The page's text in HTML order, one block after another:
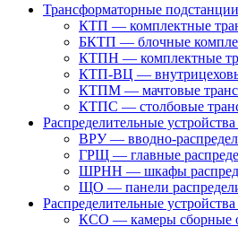
Трансформаторные подстанции
КТП — комплектные
БКТП — блочные
КТПН — комплектные
КТП-ВЦ —
КТПМ — мачтовые
КТПС — столбовые
Распределительные
ВРУ — вводно-
ГРЩ — главные
ШРНН — шкафы
ЩО — панели
Распределительные
КСО — камеры сборные